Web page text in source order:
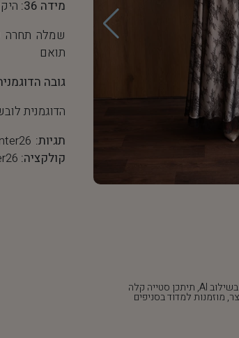
*חלק מהתמונות נוצרו בשילוב AI, תיתכן סטייה קלה
מוזמנות למדוד בסניפים
מידה 36:
היקף חזה-
שמלה תחרה
תואם
גובה
הדוגמנית
תגיות:
קולקציה: